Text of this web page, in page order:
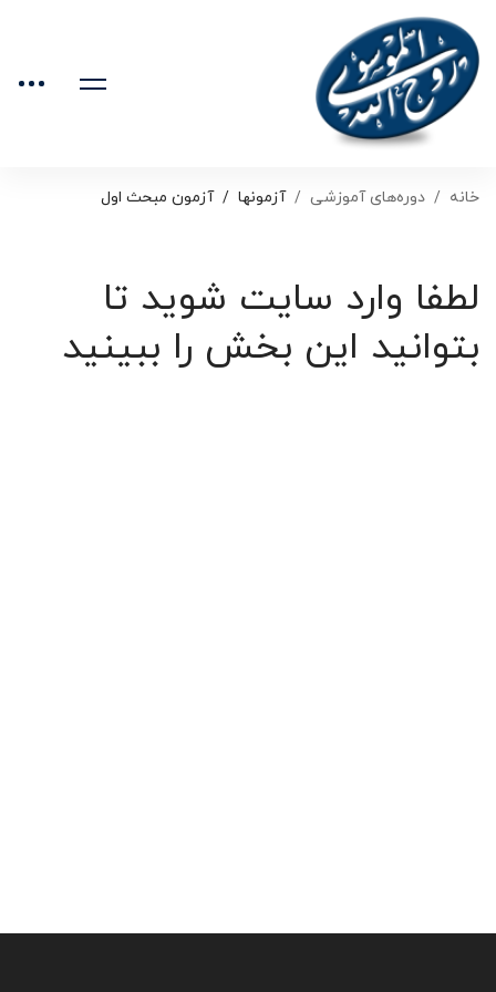
خانه دوره‌های آموزشی آزمونها آزمون مبحث اول
لطفا وارد سایت شوید تا
بتوانید این بخش را ببینید